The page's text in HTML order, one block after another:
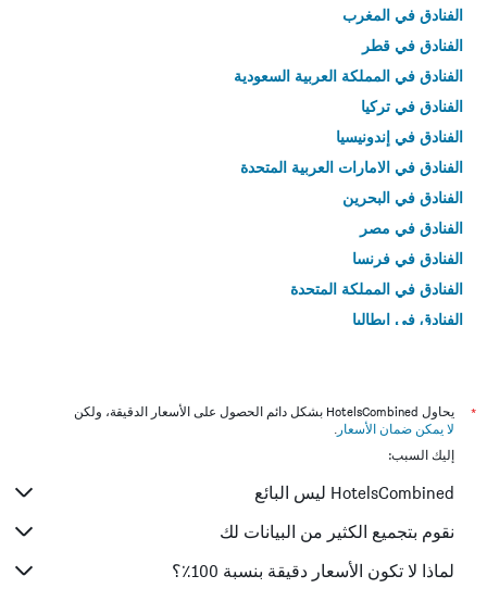
الفنادق في المغرب
الفنادق في قطر
الفنادق في المملكة العربية السعودية
الفنادق في تركيا
الفنادق في إندونيسيا
الفنادق في الامارات العربية المتحدة
الفنادق في البحرين
الفنادق في مصر
الفنادق في فرنسا
الفنادق في المملكة المتحدة
الفنادق في إيطاليا
*
يحاول HotelsCombined بشكل دائم الحصول على الأسعار الدقيقة، ولكن
لا يمكن ضمان الأسعار .
إليك السبب:
HotelsCombined ليس البائع
نقوم بتجميع الكثير من البيانات لك
لماذا لا تكون الأسعار دقيقة بنسبة 100٪؟